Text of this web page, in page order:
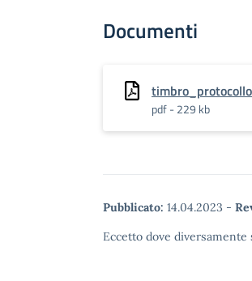
Documenti
pdf - 229 kb
Pubblicato: 14.04.2023 -
Eccetto dove